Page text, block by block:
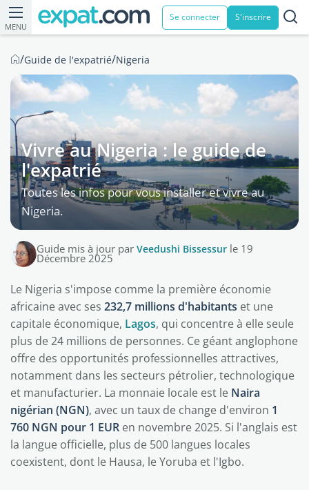
MENU
Se connecter S'inscrire
/Guide de l'expatrié/Nigeria
Vivre au Nigeria : le guide de
l'expatrié
Toutes les infos pour vous installer et vivre au
Nigeria.
Guide mis à jour par Veedushi Bissessur le 19
Décembre 2025
Le Nigeria s'impose comme la première économie
africaine avec ses 232,7 millions d'habitants et une
capitale économique, Lagos, qui concentre à elle seule
plus de 24 millions de personnes. Ce géant anglophone
offre des opportunités professionnelles attractives,
notamment dans les secteurs pétrolier, technologique
et manufacturier. La monnaie locale est le Naira
nigérian (NGN), avec un taux de change d'environ 1
760 NGN pour 1 EUR en novembre 2025. Si l'anglais est
la langue officielle, plus de 500 langues locales
coexistent, dont le Hausa, le Yoruba et l'Igbo.